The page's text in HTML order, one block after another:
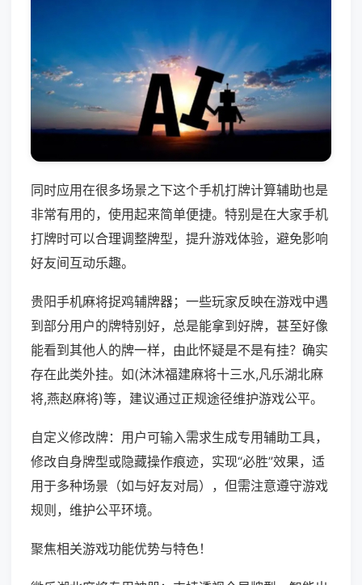
同时应用在很多场景之下这个手机打牌计算辅助也是
非常有用的，使用起来简单便捷。特别是在大家手机
打牌时可以合理调整牌型，提升游戏体验，避免影响
好友间互动乐趣。
贵阳手机麻将捉鸡辅牌器；一些玩家反映在游戏中遇
到部分用户的牌特别好，总是能拿到好牌，甚至好像
能看到其他人的牌一样，由此怀疑是不是有挂？确实
存在此类外挂。如(沐沐福建麻将十三水,凡乐湖北麻
将,燕赵麻将)等，建议通过正规途径维护游戏公平。
自定义修改牌：用户可输入需求生成专用辅助工具，
修改自身牌型或隐藏操作痕迹，实现“必胜”效果，适
用于多种场景（如与好友对局），但需注意遵守游戏
规则，维护公平环境。
聚焦相关游戏功能优势与特色！